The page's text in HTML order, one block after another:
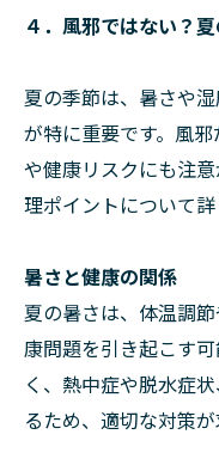
４．風邪ではない？
夏の季節は、暑さや
が特に重要です。風
や健康リスクにも注
理ポイントについて詳
暑さと健康の関係
夏の暑さは、体温調
康問題を引き起こす
く、熱中症や脱水症
るため、適切な対策が